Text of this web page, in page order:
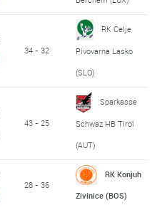
34 - 32
RK Celje
Pivovarna Lasko
(SLO)
43 - 25
Sparkasse
Schwaz HB Tirol
(AUT)
28 - 36
RK Konjuh
Zivinice (BOS)